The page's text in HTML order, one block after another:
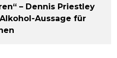
– Dennis Priestley
Aussage für